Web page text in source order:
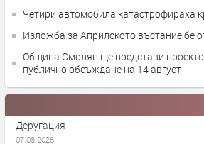
Четири автомобила катастрофираха
Изложба за Априлското въстание бе
Община Смолян ще представи
публично обсъждане на 14 август
Деругация
07.08.2026